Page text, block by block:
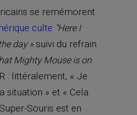
se remémorent
culte “Here I
day »suivi du refrain
Mighty Mouse is on
: littéralement, « Je
situation » et « Cela
Souris est en